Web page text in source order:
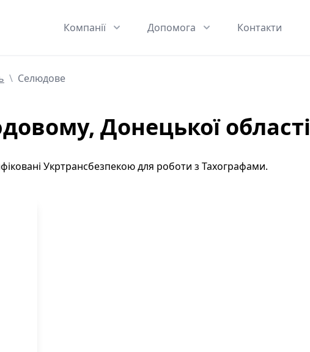
Компанії Допомога Контакти
\ Селюдове
Донецької області
Укртрансбезпекою для роботи з Тахографами.